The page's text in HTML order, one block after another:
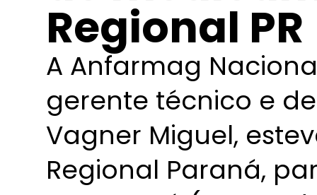
Regional PR
A Anfarmag
gerente técnico e
Vagner Miguel,
Regional Paraná,